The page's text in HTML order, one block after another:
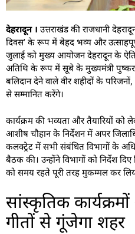
देहरादून । उत्तराखंड की राजधानी
दिवस’ के रूप में बेहद भव्य और
जुलाई को मुख्य आयोजन देहरादून के
अतिथि के रूप में सूबे के मुख्यमंत्री पुष्कर
बलिदान देने वाले वीर शहीदों के
से सम्मानित करेंगे।
कार्यक्रम की भव्यता और तैयारियों को
आशीष चौहान के निर्देशन में अपर
कलक्ट्रेट में सभी संबंधित विभागों के
बैठक की। उन्होंने विभागों को निर्देश
को समय रहते पूरी तरह मुकम्मल कर
सांस्कृतिक
गीतों से गूंजेगा शहर